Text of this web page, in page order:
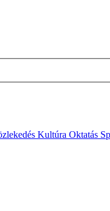
Kultúra Oktatás